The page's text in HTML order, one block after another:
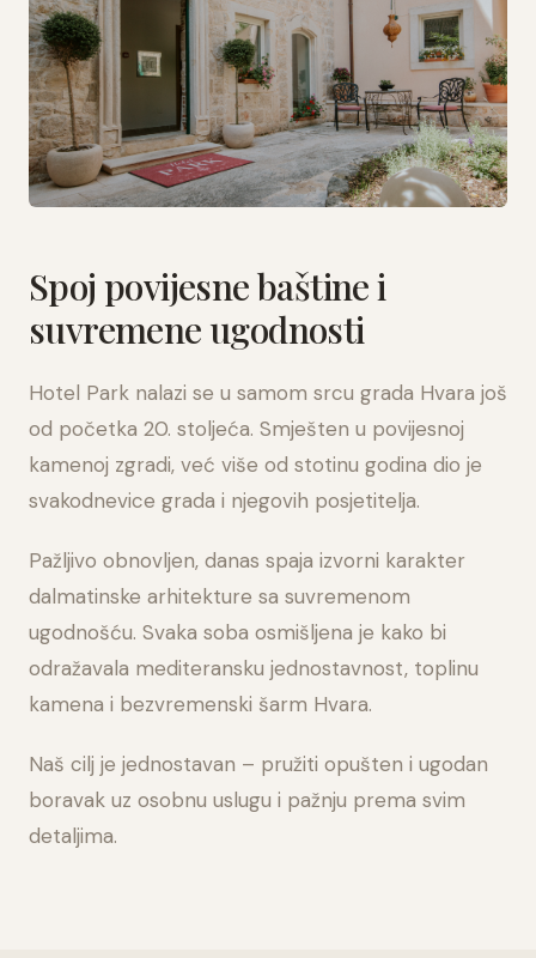
Spoj povijesne baštine i
suvremene ugodnosti
Hotel Park nalazi se u samom srcu grada Hvara još
od početka 20. stoljeća. Smješten u povijesnoj
kamenoj zgradi, već više od stotinu godina dio je
svakodnevice grada i njegovih posjetitelja.
Pažljivo obnovljen, danas spaja izvorni karakter
dalmatinske arhitekture sa suvremenom
ugodnošću. Svaka soba osmišljena je kako bi
odražavala mediteransku jednostavnost, toplinu
kamena i bezvremenski šarm Hvara.
Naš cilj je jednostavan – pružiti opušten i ugodan
boravak uz osobnu uslugu i pažnju prema svim
detaljima.